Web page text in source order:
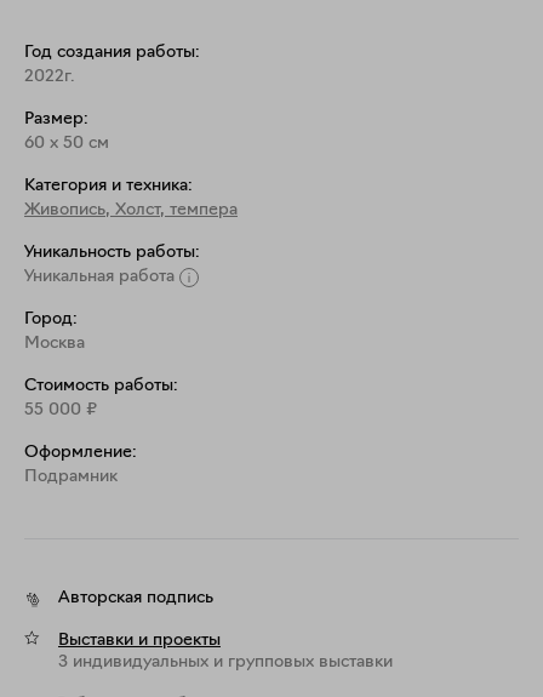
Год создания работы:
2022г.
Размер:
60 x 50 см
Категория и техника:
Живопись, Холст, темпера
Уникальность работы:
Уникальная работа
Город:
Москва
Стоимость работы:
55 000 ₽
Оформление:
Подрамник
Авторская подпись
Выставки и проекты
3 индивидуальных и групповых выставки